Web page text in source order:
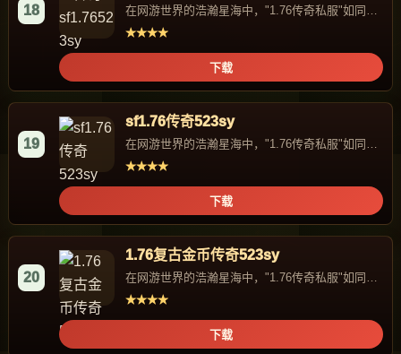
18
在网游世界的浩瀚星海中，"1.76传奇私服"如同一
颗独特的星辰，...
★★★★
下载
19
sf1.76传奇523sy
在网游世界的浩瀚星海中，"1.76传奇私服"如同一
颗独特的星辰，...
★★★★
下载
20
1.76复古金币传奇523sy
在网游世界的浩瀚星海中，"1.76传奇私服"如同一
颗独特的星辰，...
★★★★
下载